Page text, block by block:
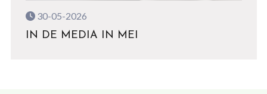
30-05-2026
IN DE MEDIA IN MEI